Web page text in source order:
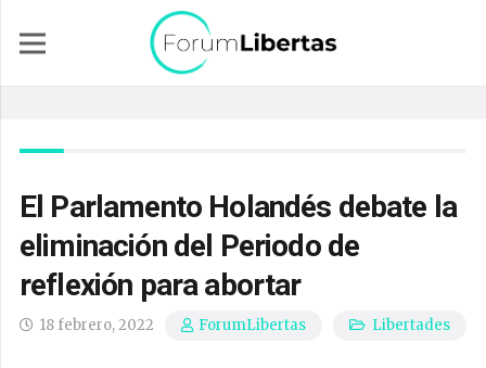
El Parlamento Holandés debate la
eliminación del Periodo de
reflexión para abortar
18 febrero, 2022 ForumLibertas Libertades